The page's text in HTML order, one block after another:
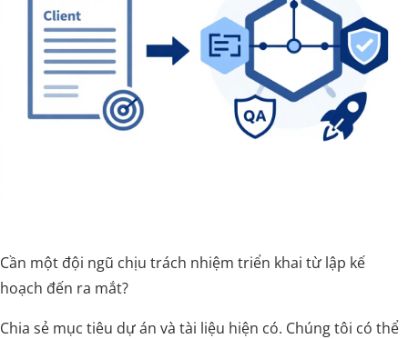
Cần một đội ngũ chịu trách nhiệm triển khai từ lập kế
hoạch đến ra mắt?
Chia sẻ mục tiêu dự án và tài liệu hiện có. Chúng tôi có thể